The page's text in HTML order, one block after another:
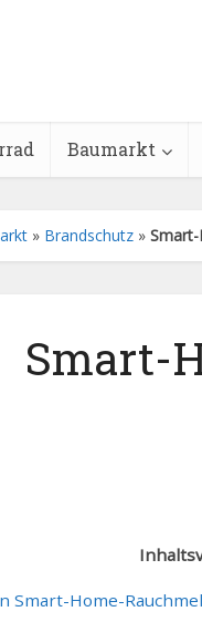
Baumarkt
» Brandschutz »
Smart-
Smart-Home-